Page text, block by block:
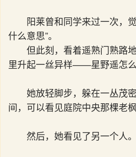
阳莱曾和同学来过一次，
什么意思”。
但此刻，看着遥熟门熟路
里升起一丝异样——星野遥怎么
她放轻脚步，躲在一丛茂
间，可以看见庭院中央那棵老
然后，她看见了另一个人。